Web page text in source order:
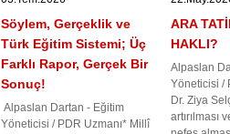
Söylem, Gerçeklik ve
Türk Eğitim Sistemi; Üç
Farklı Rapor, Gerçek Bir
Sonuç!
Alpaslan Dartan - Eğitim
Yöneticisi / PDR Uzmanı* Millî
ARA
HAKLI?
Alpaslan
Yöneticisi /
Dr. Ziya
artırılması